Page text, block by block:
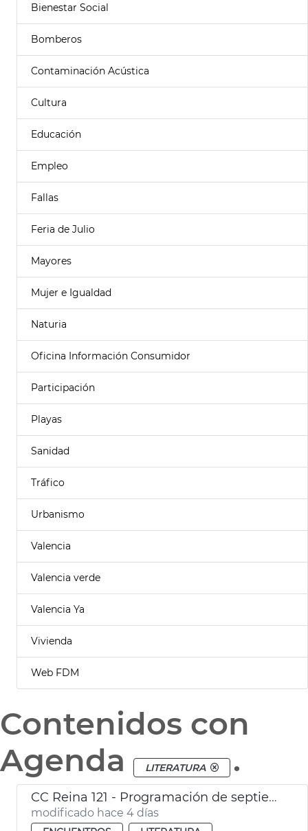
Bienestar Social
Bomberos
Contaminación Acústica
Cultura
Educación
Empleo
Fallas
Feria de Julio
Mayores
Mujer e Igualdad
Naturia
Oficina Información Consumidor
Participación
Playas
Sanidad
Tráfico
Urbanismo
Valencia
Valencia verde
Valencia Ya
Vivienda
Web FDM
Contenidos con
Agenda
LITERATURA .
CC Reina 121 - Programación de septiembre
modificado hace 4 días